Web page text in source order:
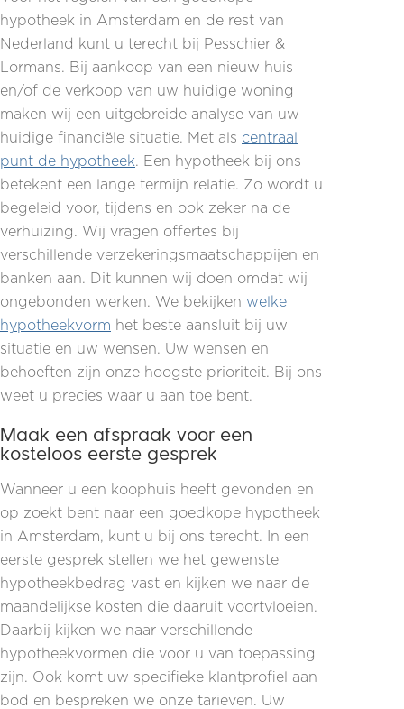
hypotheek in Amsterdam en de rest van
Nederland kunt u terecht bij Pesschier &
Lormans. Bij aankoop van een nieuw huis
en/of de verkoop van uw huidige woning
maken wij een uitgebreide analyse van uw
huidige financiële situatie. Met als centraal
punt de hypotheek. Een hypotheek bij ons
betekent een lange termijn relatie. Zo wordt u
begeleid voor, tijdens en ook zeker na de
verhuizing. Wij vragen offertes bij
verschillende verzekeringsmaatschappijen en
banken aan. Dit kunnen wij doen omdat wij
ongebonden werken. We bekijken welke
hypotheekvorm het beste aansluit bij uw
situatie en uw wensen. Uw wensen en
behoeften zijn onze hoogste prioriteit. Bij ons
weet u precies waar u aan toe bent.
Maak een afspraak voor een
kosteloos eerste gesprek
Wanneer u een koophuis heeft gevonden en
op zoekt bent naar een goedkope hypotheek
in Amsterdam, kunt u bij ons terecht. In een
eerste gesprek stellen we het gewenste
hypotheekbedrag vast en kijken we naar de
maandelijkse kosten die daaruit voortvloeien.
Daarbij kijken we naar verschillende
hypotheekvormen die voor u van toepassing
zijn. Ook komt uw specifieke klantprofiel aan
bod en bespreken we onze tarieven. Uw